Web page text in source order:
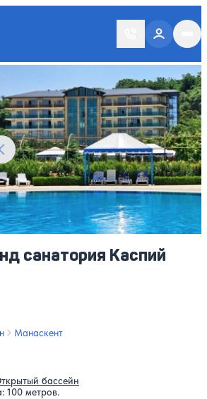
все фото34
санатория Каспий
Манаскент
бассейн
100 метров.